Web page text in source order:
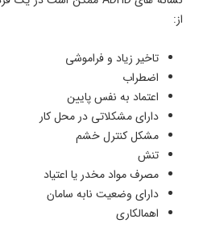
از:
تاخیر زیاد و فراموشی
اضطراب
اعتماد به نفس پایین
دارای مشکلاتی در محل کار
مشکل کنترل خشم
تنش
مصرف مواد مخدر یا اعتیاد
دارای وضعیت نابه سامان
اهمالکاری